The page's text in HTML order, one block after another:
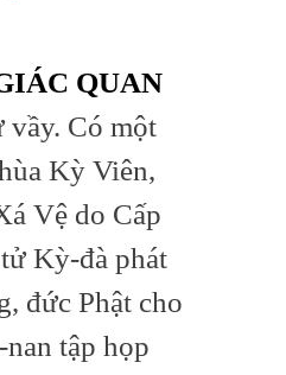
QUAN
vầy. Có một
Kỳ Viên,
Vệ do Cấp
Kỳ-đà phát
đức Phật cho
tập họp